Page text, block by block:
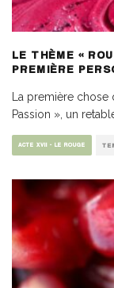
LE THÈME «
PREMIÈRE
La première
Passion », un
ACTE XVII - LE ROUGE